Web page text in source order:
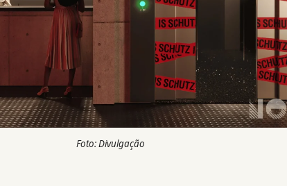
Foto: Divulgação